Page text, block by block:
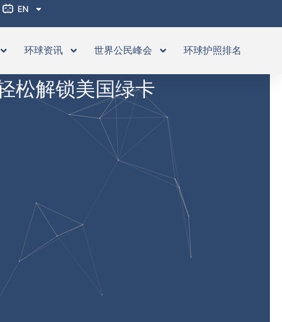
EN
环球资讯 世界公民峰会 环球护照排名
松解锁美国绿卡